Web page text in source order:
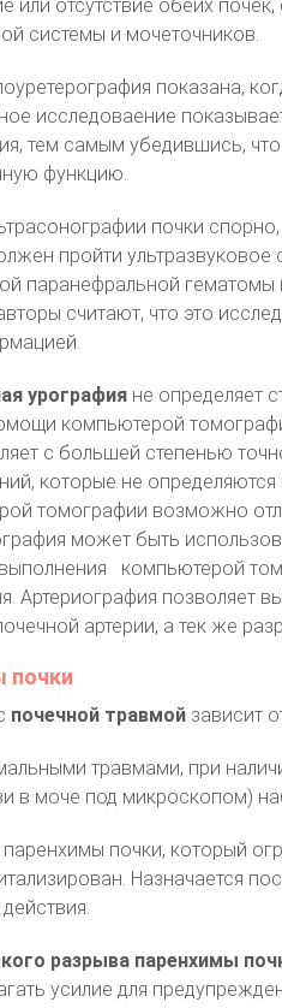
или отсутствие обеих
системы и мочеточников.
показана,
исследоваение
тем самым убедившись,
функцию.
почки
пройти
паранефральной гематомы
считают, что это
урографияне определяет
компьютерой
с большей степенью
которые не
томографии возможно
может быть
компьютерой
Артериография позволяет
артерии, а тек же
почки
почечной травмойзависит
травмами, при
в моче под микроскопом)
почки, который
Назначается
разрыва паренхимы
усилие для